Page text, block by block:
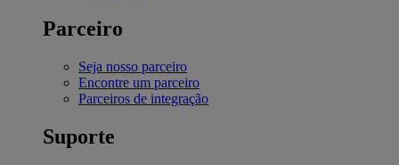
Parceiro
Seja nosso parceiro
Encontre um parceiro
Parceiros de integração
Suporte